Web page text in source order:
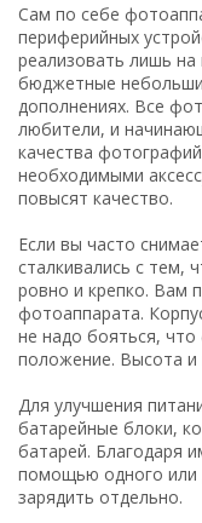
Сам по себе
периферийных
реализовать лишь
бюджетные
дополнениях. Все
любители, и
качества
необходимыми
повысят качество.
Если вы часто
сталкивались с тем,
ровно и крепко. Вам
фотоаппарата.
не надо бояться,
положение. Высота и
Для улучшения
батарейные блоки,
батарей. Благодаря
помощью одного или
зарядить отдельно.